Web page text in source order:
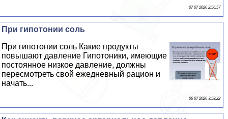
07 07 2026 2:56:57
При гипотонии соль
При гипотонии соль Какие продукты
повышают давление Гипотоники, имеющие
постоянное низкое давление, должны
пересмотреть свой ежедневный рацион и
начать...
06 07 2026 3:58:22